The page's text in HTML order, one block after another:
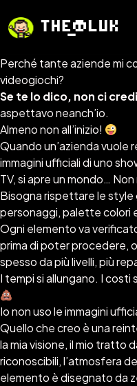
Perché tante aziende mi
videogiochi?
Se te lo dico, non ci
aspettavo neanch’io.
Almeno non all’inizio!
Quando un’azienda vuole
immagini ufficiali di uno
TV, si apre un mondo…
Bisogna rispettare le style
personaggi, palette colori
Ogni elemento va
prima di poter procedere,
spesso da più livelli, più
I tempi si allungano. I
Io non uso le immagini
Quello che creo è una
la mia visione, il mio tratto
riconoscibili, l’atmosfera
elemento è disegnato da